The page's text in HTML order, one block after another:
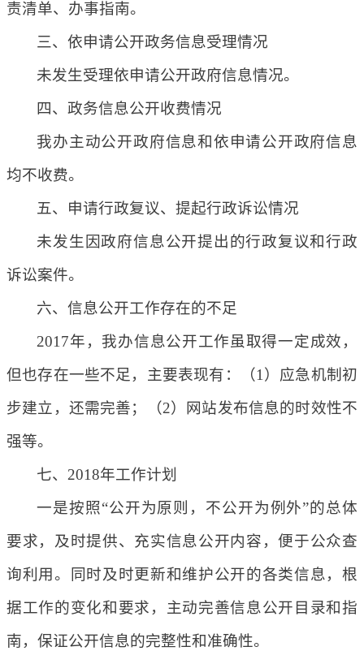
责清单、办事指南。
三、依申请公开政务信息受理情况
未发生受理依申请公开政府信息情况。
四、政务信息公开收费情况
我办主动公开政府信息和依申请公开政府信息
均不收费。
五、申请行政复议、提起行政诉讼情况
未发生因政府信息公开提出的行政复议和行政
诉讼案件。
六、信息公开工作存在的不足
2017年，我办信息公开工作虽取得一定成效，
但也存在一些不足，主要表现有：（1）应急机制初
步建立，还需完善；（2）网站发布信息的时效性不
强等。
七、2018年工作计划
一是按照“公开为原则，不公开为例外”的总体
要求，及时提供、充实信息公开内容，便于公众查
询利用。同时及时更新和维护公开的各类信息，根
据工作的变化和要求，主动完善信息公开目录和指
南，保证公开信息的完整性和准确性。